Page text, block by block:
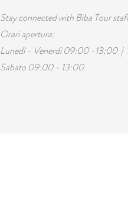
Stay connected with Biba Tour
Orari apertura:
Lunedì - Venerdì 09:00 -13:00 |
Sabato 09:00 - 13:00